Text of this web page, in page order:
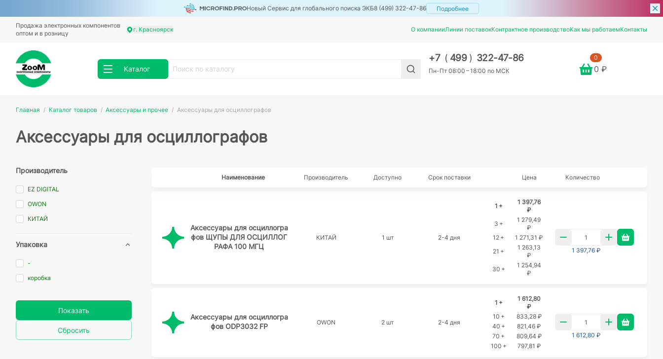
Новый Сервис для глобального поиска ЭКБ8 (499) 322-47-86 Подробнее
Продажа электронных компонентов
оптом и в розницу
г. Красноярск О компанииЛинии поставокКонтрактное производствоКак мы работаемКонтакты
Каталог
+7 ( 499 ) 322-47-86
Пн-Пт 08:00 – 18:00 по МСК
0
0 ₽
Главная Каталог товаров Аксессуары и прочее Аксессуары для осциллографов
Аксессуары для осциллографов
Производитель
EZ DIGITAL
OWON
КИТАЙ
Упаковка
-
коробка
Показать
Сбросить
Наименование Производитель Доступно Срок поставки Цена Количество
Аксессуары для осциллогра
фов ЩУПЫ ДЛЯ ОСЦИЛЛОГ
РАФА 100 МГЦ
КИТАЙ 1 шт 2-4 дня
1 +
1 397,76
₽
3 +
1 279,49
₽
12 +
1 271,31 ₽
21 +
1 263,13
₽
30 +
1 254,94
₽
1 397,76 ₽
Аксессуары для осциллогра
фов ODP3032 FP
OWON 2 шт 2-4 дня
1 +
1 612,80
₽
10 +
833,28 ₽
40 +
821,46 ₽
70 +
809,64 ₽
100 +
797,81 ₽
1 612,80 ₽